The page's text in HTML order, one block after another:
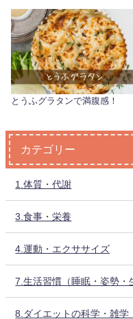
とうふグラタンで満腹感！
カテゴリー
1.体質・代謝
3.食事・栄養
4.運動・エクササイズ
7.生活習慣（睡眠・姿勢・
8.ダイエットの科学・雑学